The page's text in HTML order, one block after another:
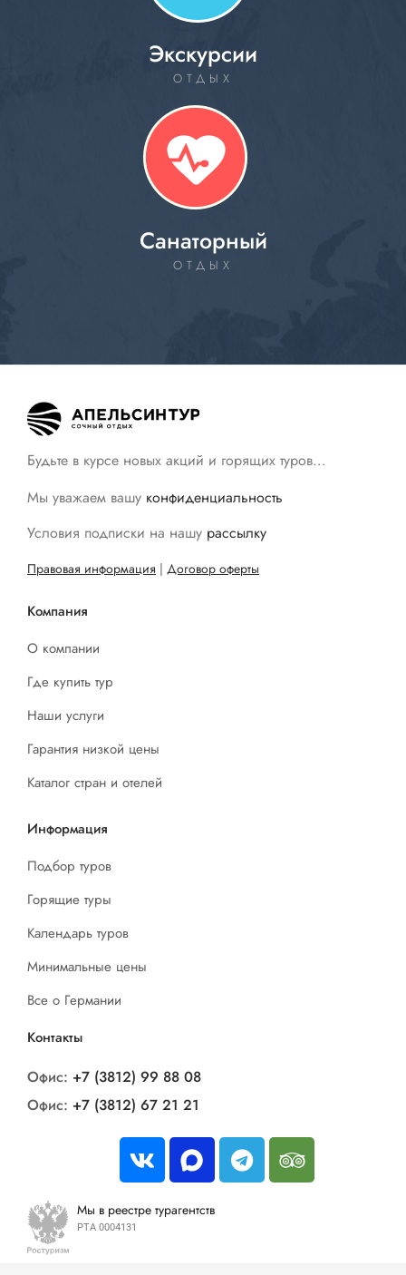
Экскурсии
ОТДЫХ
Санаторный
ОТДЫХ
Будьте в курсе новых акций и горящих туров…
Мы уважаем вашу конфиденциальность
Условия подписки на нашу рассылку
Правовая информация | Договор оферты
Компания
О компании
Где купить тур
Наши услуги
Гарантия низкой цены
Каталог стран и отелей
Информация
Подбор туров
Горящие туры
Календарь туров
Минимальные цены
Все о Германии
Контакты
Офис: +7 (3812) 99 88 08
Офис: +7 (3812) 67 21 21
Мы в реестре турагентств
РТА 0004131